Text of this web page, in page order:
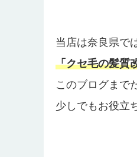
当店は奈良県で
「クセ毛の髪質
このブログまで
少しでもお役立